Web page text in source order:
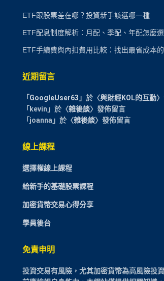
ETF跟股票差在哪？投資新手該選哪一種
ETF配息制度解析：月配、季配、年配怎麼選
ETF手續費與內扣費用比較：找出最省成本
近期留言
「 GoogleUser63 」於〈與財經KOL的互動
「 kevin 」於〈雜後談〉發佈留言
「 joanna 」於〈雜後談〉發佈留言
線上課程
選擇權線上課程
給新手的基礎股票課程
加密貨幣交易心得分享
學員後台
免責申明
投資交易有風險，尤其加密貨幣為高風險投